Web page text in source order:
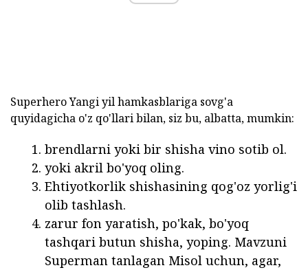
Superhero Yangi yil hamkasblariga sovg'a
quyidagicha o'z qo'llari bilan, siz bu, albatta, mumkin:
brendlarni yoki bir shisha vino sotib ol.
yoki akril bo'yoq oling.
Ehtiyotkorlik shishasining qog'oz yorlig'i
olib tashlash.
zarur fon yaratish, po'kak, bo'yoq
tashqari butun shisha, yoping. Mavzuni
Superman tanlagan Misol uchun, agar,